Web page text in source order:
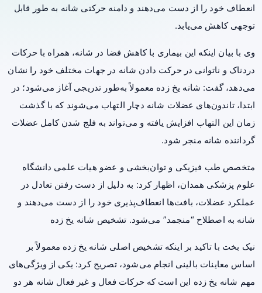
انعطاف خود را از دست می‌دهند و دامنه حرکتی شانه به طور قابل
توجهی کاهش می‌یابد.
وی با بیان اینکه این بیماری با کاهش فضا در شانه، همراه با حرکات
دردناک و ناتوانی در حرکت دادن شانه در جهات مختلف خود را نشان
می‌دهد، گفت: شانه یخ زده معمولاً به‌طور تدریجی آغاز می‌شود؛ در
ابتدا، تاندون‌های عضلات شانه دچار التهاب می‌شوند که با گذشت
زمان این التهاب افزایش یافته و می‌تواند به فلج شدن کامل عضلات
گرداننده شانه منجر شود.
متخصص طب فیزیکی و توان‌بخشی و عضو هیات علمی دانشگاه
علوم پزشکی همدان، اظهار کرد: به دلیل از دست رفتن تعادل در
عملکرد عضلات، بافت‌ها انعطاف‌پذیری خود را از دست می‌دهند و
شانه به اصطلاح “منجمد” می‌شود. تشخیص شانه یخ زده
نیک بخت با تاکید بر اینکه تشخیص اصلی شانه یخ زده معمولاً بر
اساس معاینات بالینی انجام می‌شود، تصریح کرد: یکی از ویژگی‌های
مهم شانه یخ زده این است که حرکات فعال و غیر فعال شانه هر دو